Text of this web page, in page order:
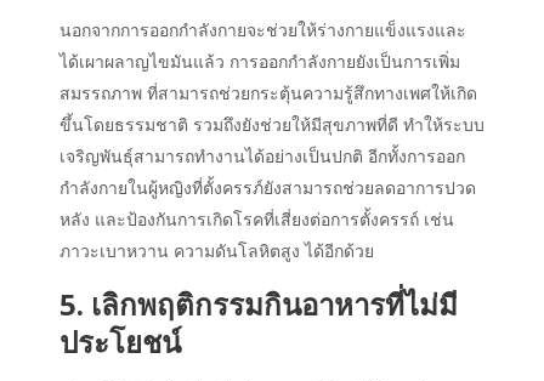
นอกจากการออกกำลังกายจะช่วยให้ร่างกายแข็งแรงและ
ได้เผาผลาญไขมันแล้ว การออกกำลังกายยังเป็นการเพิ่ม
สมรรถภาพ ที่สามารถช่วยกระตุ้นความรู้สึกทางเพศให้เกิด
ขึ้นโดยธรรมชาติ รวมถึงยังช่วยให้มีสุขภาพที่ดี ทำให้ระบบ
เจริญพันธุ์สามารถทำงานได้อย่างเป็นปกติ อีกทั้งการออก
กำลังกายในผู้หญิงที่ตั้งครรภ์ยังสามารถช่วยลดอาการปวด
หลัง และป้องกันการเกิดโรคที่เสี่ยงต่อการตั้งครรถ์ เช่น
ภาวะเบาหวาน ความดันโลหิตสูง ได้อีกด้วย
5. เลิกพฤติกรรมกินอาหารที่ไม่มี
ประโยชน์